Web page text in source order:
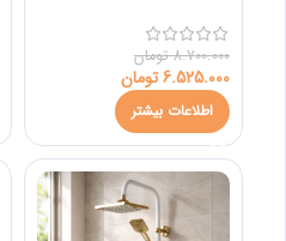
8.700.000 تومان
6.525.000تومان
اطلاعات بیشتر